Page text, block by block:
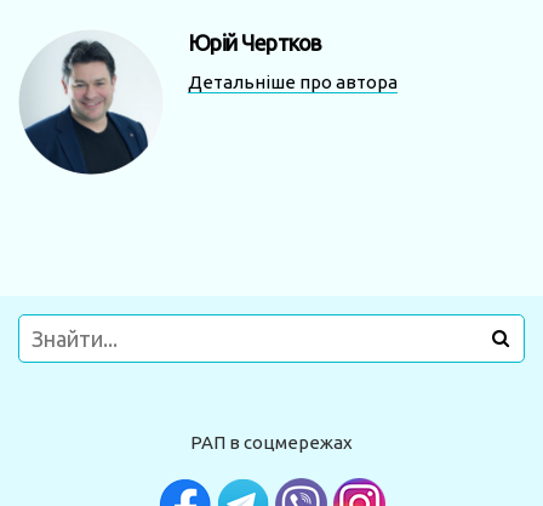
Юрій Чертков
Детальніше про автора
РАП в соцмережах